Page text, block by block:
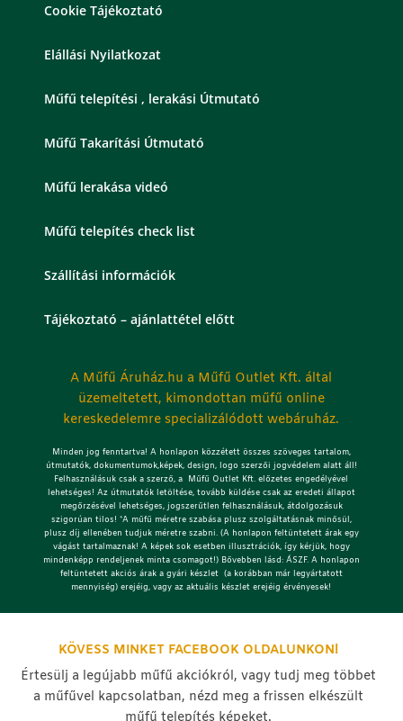
Cookie Tájékoztató
Elállási Nyilatkozat
Műfű telepítési , lerakási Útmutató
Műfű Takarítási Útmutató
Műfű lerakása videó
Műfű telepítés check list
Szállítási információk
Tájékoztató – ajánlattétel előtt
A Műfű Áruház.hu a Műfű Outlet Kft. által
üzemeltetett, kimondottan műfű online
kereskedelemre specializálódott webáruház.
Minden jog fenntartva! A honlapon közzétett összes szöveges tartalom,
útmutatók, dokumentumok,képek, design, logo szerzői jogvédelem alatt áll!
Felhasználásuk csak a szerző, a Műfű Outlet Kft. előzetes engedélyével
lehetséges! Az útmutatók letöltése, tovább küldése csak az eredeti állapot
megőrzésével lehetséges, jogszerűtlen felhasználásuk, átdolgozásuk
szigorúan tilos! *A műfű méretre szabása plusz szolgáltatásnak minősül,
plusz díj ellenében tudjuk méretre szabni. (A honlapon feltüntetett árak egy
vágást tartalmaznak! A képek sok esetben illusztrációk, így kérjük, hogy
mindenképp rendeljenek minta csomagot!) Bővebben lásd: ÁSZF. A honlapon
feltüntetett akciós árak a gyári készlet (a korábban már legyártatott
mennyiség) erejéig, vagy az aktuális készlet erejéig érvényesek!
KÖVESS MINKET FACEBOOK OLDALUNKON!
Értesülj a legújabb műfű akciókról, vagy tudj meg többet
a műfűvel kapcsolatban, nézd meg a frissen elkészült